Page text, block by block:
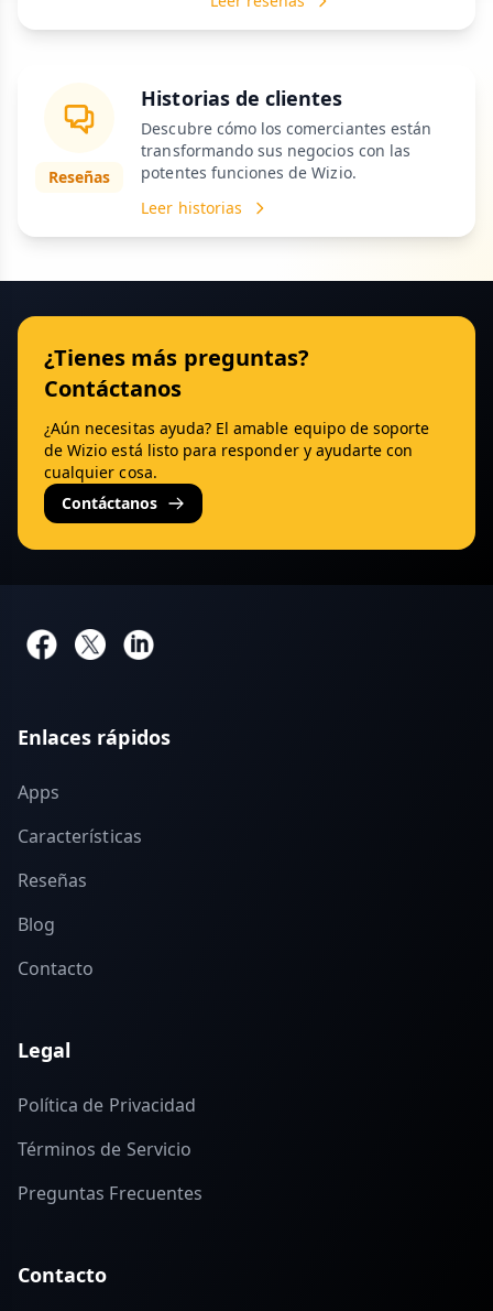
Reseñas
Historias de clientes
Descubre cómo los comerciantes están
transformando sus negocios con las
potentes funciones de Wizio.
Leer historias
¿Tienes más preguntas?
Contáctanos
¿Aún necesitas ayuda? El amable equipo de soporte
de Wizio está listo para responder y ayudarte con
cualquier cosa.
Contáctanos
Enlaces rápidos
Apps
Características
Reseñas
Blog
Contacto
Legal
Política de Privacidad
Términos de Servicio
Preguntas Frecuentes
Contacto